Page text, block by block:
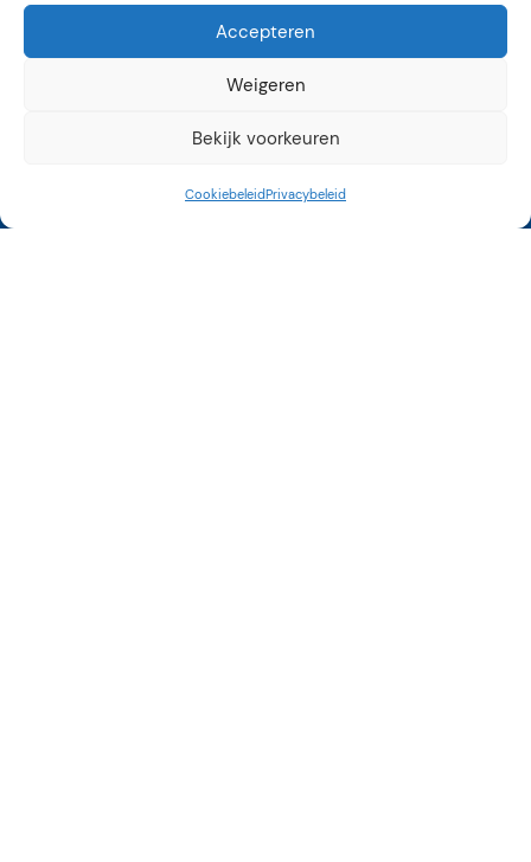
Accepteren
Weigeren
Bekijk voorkeuren
CookiebeleidPrivacybeleid
Kunstroute Aalsmeer